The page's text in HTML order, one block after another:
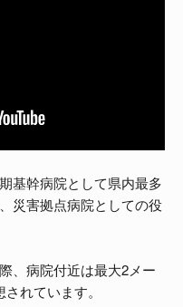
基幹病院として県内最多
災害拠点病院としての役
、病院付近は最大2メー
れています。